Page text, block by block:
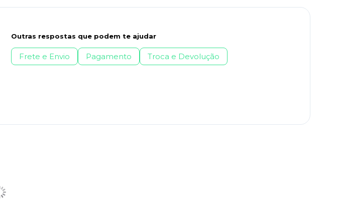
Outras respostas que podem te ajudar
Frete e Envio Pagamento Troca e Devolução